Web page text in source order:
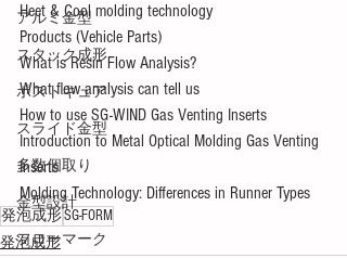
アルミ金型
スタック成形
ポストキュア
スライド金型
多数個取り
金型設計
フローマーク
Heet & Cool molding technology
Products (Vehicle Parts)
What is Resin Flow Analysis?
What flow analysis can tell us
How to use SG-WIND Gas Venting Inserts
Introduction to Metal Optical Molding Gas Venting
Inserts
Molding Technology: Differences in Runner Types
発泡成形SG-FORM
発泡成形